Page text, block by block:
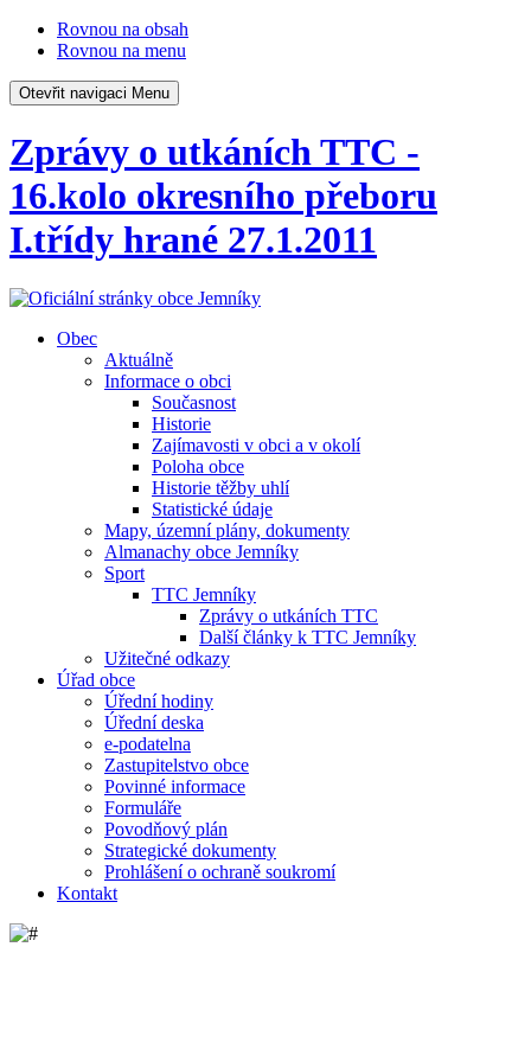
Rovnou na obsah
Rovnou na menu
Otevřit navigaci Menu
Zprávy o utkáních TTC -
16.kolo okresního přeboru
I.třídy hrané 27.1.2011
Obec
Aktuálně
Informace o obci
Současnost
Historie
Zajímavosti v obci a v okolí
Poloha obce
Historie těžby uhlí
Statistické údaje
Mapy, územní plány, dokumenty
Almanachy obce Jemníky
Sport
TTC Jemníky
Zprávy o utkáních TTC
Další články k TTC Jemníky
Užitečné odkazy
Úřad obce
Úřední hodiny
Úřední deska
e-podatelna
Zastupitelstvo obce
Povinné informace
Formuláře
Povodňový plán
Strategické dokumenty
Prohlášení o ochraně soukromí
Kontakt